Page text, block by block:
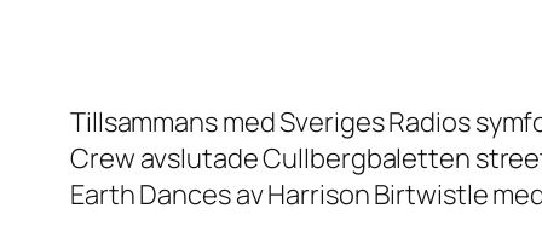
Tillsammans med Sveriges Radios
Crew avslutade Cullbergbaletten
Earth Dances av Harrison Birtwistle